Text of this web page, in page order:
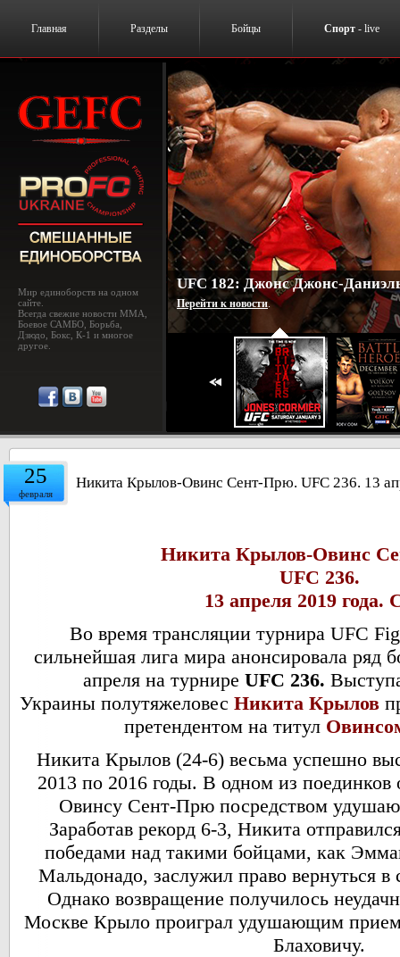
Главная Разделы Бойцы Спорт - live
Мир единоборств на одном
сайте.
Всегда свежие новости MMA,
Боевое САМБО, Борьба,
Дзюдо, Бокс, К-1 и многое
другое.
UFC 182: Джонс Джонс-
Перейти к новости.
25
февраля
Никита Крылов-Овинс Сент-Прю. UFC 236. 13
Никита Крылов-Овинс
UFC 236.
13 апреля 2019
Во время трансляции турнира UFC
сильнейшая лига мира анонсировала ряд
апреля на турниреUFC 236.
Украины полутяжеловесНикита Крылов
претендентом на титул
Никита Крылов (24-6) весьма успешно
2013 по 2016 годы. В одном из поединков
Овинсу Сент-Прю посредством
Заработав рекорд 6-3, Никита
победами над такими бойцами, как
Мальдонадо, заслужил право вернуться
Однако возвращение получилось
Москве Крыло проиграл удушающим
Блаховичу.